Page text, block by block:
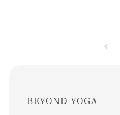
BEYOND YOGA